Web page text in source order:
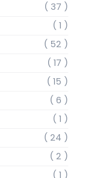
( 37 )
( 1 )
( 52 )
( 17 )
( 15 )
( 6 )
( 1 )
( 24 )
( 2 )
( 1 )